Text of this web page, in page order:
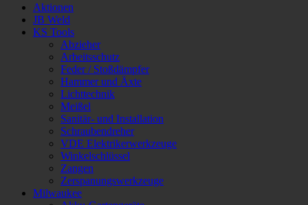
Aktionen
JB Weld
KS Tools
Abzieher
Arbeitsschutz
Feder / Stoßdämpfer
Hammer und Äxte
Lichttechnik
Meißel
Sanitär- und Installation
Schraubendreher
VDE Elektrikerwerkzeuge
Winkelschlüssel
Zangen
Zerspanungswerkzeuge
Milwaukee